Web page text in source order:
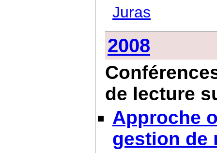
Juras
2008
de lecture
Approche
gestion de